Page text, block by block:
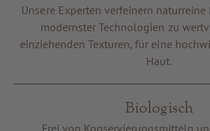
Gutscheine
Service & Info
Unsere Experten verfeinern
modernster Technologien zu
einziehenden Texturen, für eine
Haut.
Biologisch